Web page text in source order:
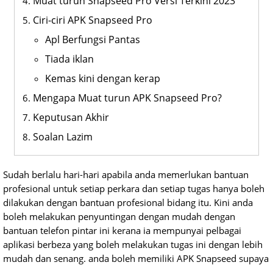
Ciri-ciri APK Snapseed Pro
Apl Berfungsi Pantas
Tiada iklan
Kemas kini dengan kerap
Mengapa Muat turun APK Snapseed Pro?
Keputusan Akhir
Soalan Lazim
Sudah berlalu hari-hari apabila anda memerlukan bantuan
profesional untuk setiap perkara dan setiap tugas hanya boleh
dilakukan dengan bantuan profesional bidang itu. Kini anda
boleh melakukan penyuntingan dengan mudah dengan
bantuan telefon pintar ini kerana ia mempunyai pelbagai
aplikasi berbeza yang boleh melakukan tugas ini dengan lebih
mudah dan senang. anda boleh memiliki APK Snapseed supaya